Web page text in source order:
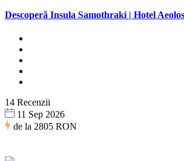
Descoperă Insula Samothraki | Hotel Aeolos
14 Recenzii
11 Sep 2026
de la 2805 RON